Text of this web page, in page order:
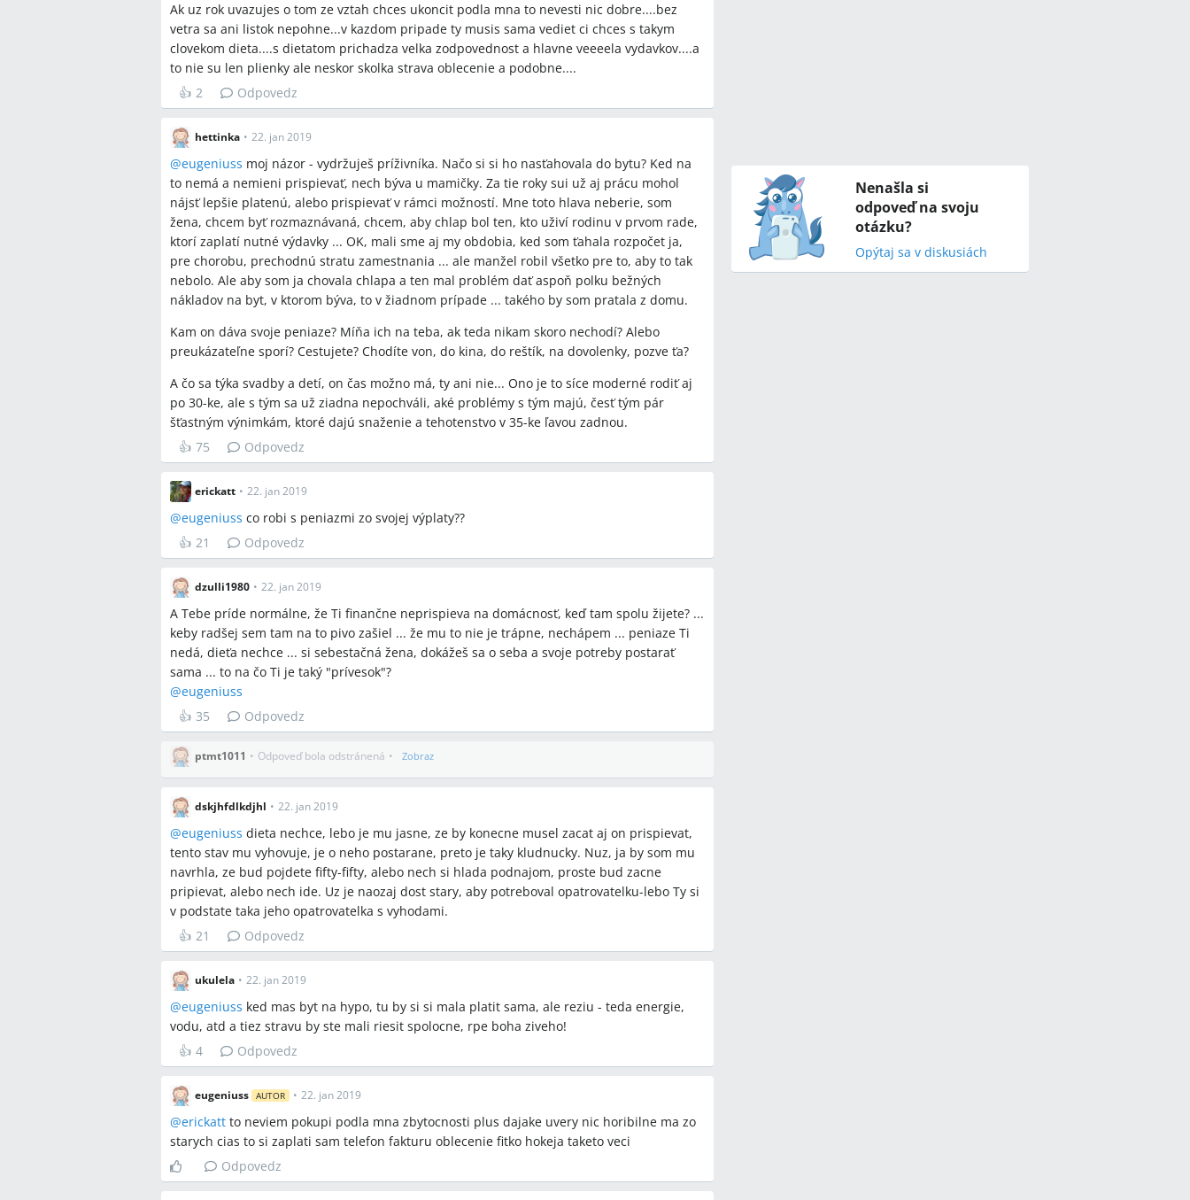
Závery z diskusie
Zhoda
Neprispievanie partnera na spoločnú domácnosť bolo považované za závažný
problém, ktorý treba riešiť otvorenou komunikáciou a konkrétnymi dohodami o
peniazoch alebo povinnostiach.
Spočítanie mesačných nákladov a požiadanie o pevný mesačný príspevok alebo 50 %
podiel je bežný odporúčaný postup.
Ak partner odmieta zmenu po dohode, bežné odporúčanie bolo zvážiť odsťahovanie
partnera alebo ukončenie vzťahu.
Pri plánovaní dieťaťa odporúčali diskutujúci najprv vyriešiť finančné otázky a vytvoriť
rezervu na materskú.
Niektorí diskutujúci zastávali postoj „dať partnerovi šancu“ a akceptovať, že môže
je dôvod na okamžitý rozchod.
Jeden názor bol, že ak niekto má nižší príjem, musí aspoň prispieť domácou prácou
alebo získať ďalší príjem, zatiaľ čo protiargument poukazoval, že partner by mal
najskôr plniť finančné základné povinnosti.
Otvorené otázky
Zmení sa správanie partnera po ultimáte (3–4 mesiace) alebo ide o dlhodobú
charakterovú vlastnosť, ktorú nie je možné zmeniť?
sumy/sporenie sú potrebné?
Aké sú presné nároky na materské dávky pri nízkych daňových príjmoch a ako ich
overiť v konkrétnom prípade?
Dokáže kompromis typu „partner zostane doma a stará sa o domácnosť“ reálne
nahradiť jeho finančný príspevok v dlhodobom horizonte?
Spomenuté značky a firmy
žiadne
Spomenuté produkty a metódy
hypotéka, réžijné náklady (príklad 172 €), mesačné náklady na stravu a drogériu (príklad
~400 €), pevný mesačný príspevok (100 €, 150 €, 200 €), delenie nákladov 50 %, sporenie
na materskú, daňové priznanie, materské dávky, presťahovanie do podnájmu, nastavenie
ultimáta (3–4 mesiace), permanentka do posilňovne
Miesta a osoby
žiadne
Ak uz rok uvazujes o tom ze vztah chces ukoncit podla mna to nevesti nic dobre....bez
vetra sa ani listok nepohne...v kazdom pripade ty musis sama vediet ci chces s takym
clovekom dieta....s dietatom prichadza velka zodpovednost a hlavne veeeela vydavkov....a
to nie su len plienky ale neskor skolka strava oblecenie a podobne....
👍 2 Odpovedz
hettinka • 22. jan 2019
@eugeniuss moj názor - vydržuješ príživníka. Načo si si ho nasťahovala do bytu? Ked na
to nemá a nemieni prispievať, nech býva u mamičky. Za tie roky sui už aj prácu mohol
nájsť lepšie platenú, alebo prispievať v rámci možností. Mne toto hlava neberie, som
žena, chcem byť rozmaznávaná, chcem, aby chlap bol ten, kto uživí rodinu v prvom rade,
ktorí zaplatí nutné výdavky ... OK, mali sme aj my obdobia, ked som ťahala rozpočet ja,
pre chorobu, prechodnú stratu zamestnania ... ale manžel robil všetko pre to, aby to tak
nebolo. Ale aby som ja chovala chlapa a ten mal problém dať aspoň polku bežných
nákladov na byt, v ktorom býva, to v žiadnom prípade ... takého by som pratala z domu.
Kam on dáva svoje peniaze? Míňa ich na teba, ak teda nikam skoro nechodí? Alebo
preukázateľne sporí? Cestujete? Chodíte von, do kina, do reštík, na dovolenky, pozve ťa?
A čo sa týka svadby a detí, on čas možno má, ty ani nie... Ono je to síce moderné rodiť aj
po 30-ke, ale s tým sa už ziadna nepochváli, aké problémy s tým majú, česť tým pár
šťastným výnimkám, ktoré dajú snaženie a tehotenstvo v 35-ke ľavou zadnou.
👍 75 Odpovedz
erickatt • 22. jan 2019
@eugeniuss co robi s peniazmi zo svojej výplaty??
👍 21 Odpovedz
dzulli1980 • 22. jan 2019
A Tebe príde normálne, že Ti finančne neprispieva na domácnosť, keď tam spolu žijete? ...
keby radšej sem tam na to pivo zašiel ... že mu to nie je trápne, nechápem ... peniaze Ti
nedá, dieťa nechce ... si sebestačná žena, dokážeš sa o seba a svoje potreby postarať
sama ... to na čo Ti je taký "prívesok"?
@eugeniuss
👍 35 Odpovedz
ptmt1011 • Odpoveď bola odstránená • Zobraz
dskjhfdlkdjhl • 22. jan 2019
@eugeniuss dieta nechce, lebo je mu jasne, ze by konecne musel zacat aj on prispievat,
tento stav mu vyhovuje, je o neho postarane, preto je taky kludnucky. Nuz, ja by som mu
navrhla, ze bud pojdete fifty-fifty, alebo nech si hlada podnajom, proste bud zacne
pripievat, alebo nech ide. Uz je naozaj dost stary, aby potreboval opatrovatelku-lebo Ty si
v podstate taka jeho opatrovatelka s vyhodami.
👍 21 Odpovedz
ukulela • 22. jan 2019
@eugeniuss ked mas byt na hypo, tu by si si mala platit sama, ale reziu - teda energie,
vodu, atd a tiez stravu by ste mali riesit spolocne, rpe boha ziveho!
👍 4 Odpovedz
eugeniuss AUTOR • 22. jan 2019
@erickatt to neviem pokupi podla mna zbytocnosti plus dajake uvery nic horibilne ma zo
starych cias to si zaplati sam telefon fakturu oblecenie fitko hokeja taketo veci
Odpovedz
Nenašla si
odpoveď na svoju
otázku?
Opýtaj sa v diskusiách